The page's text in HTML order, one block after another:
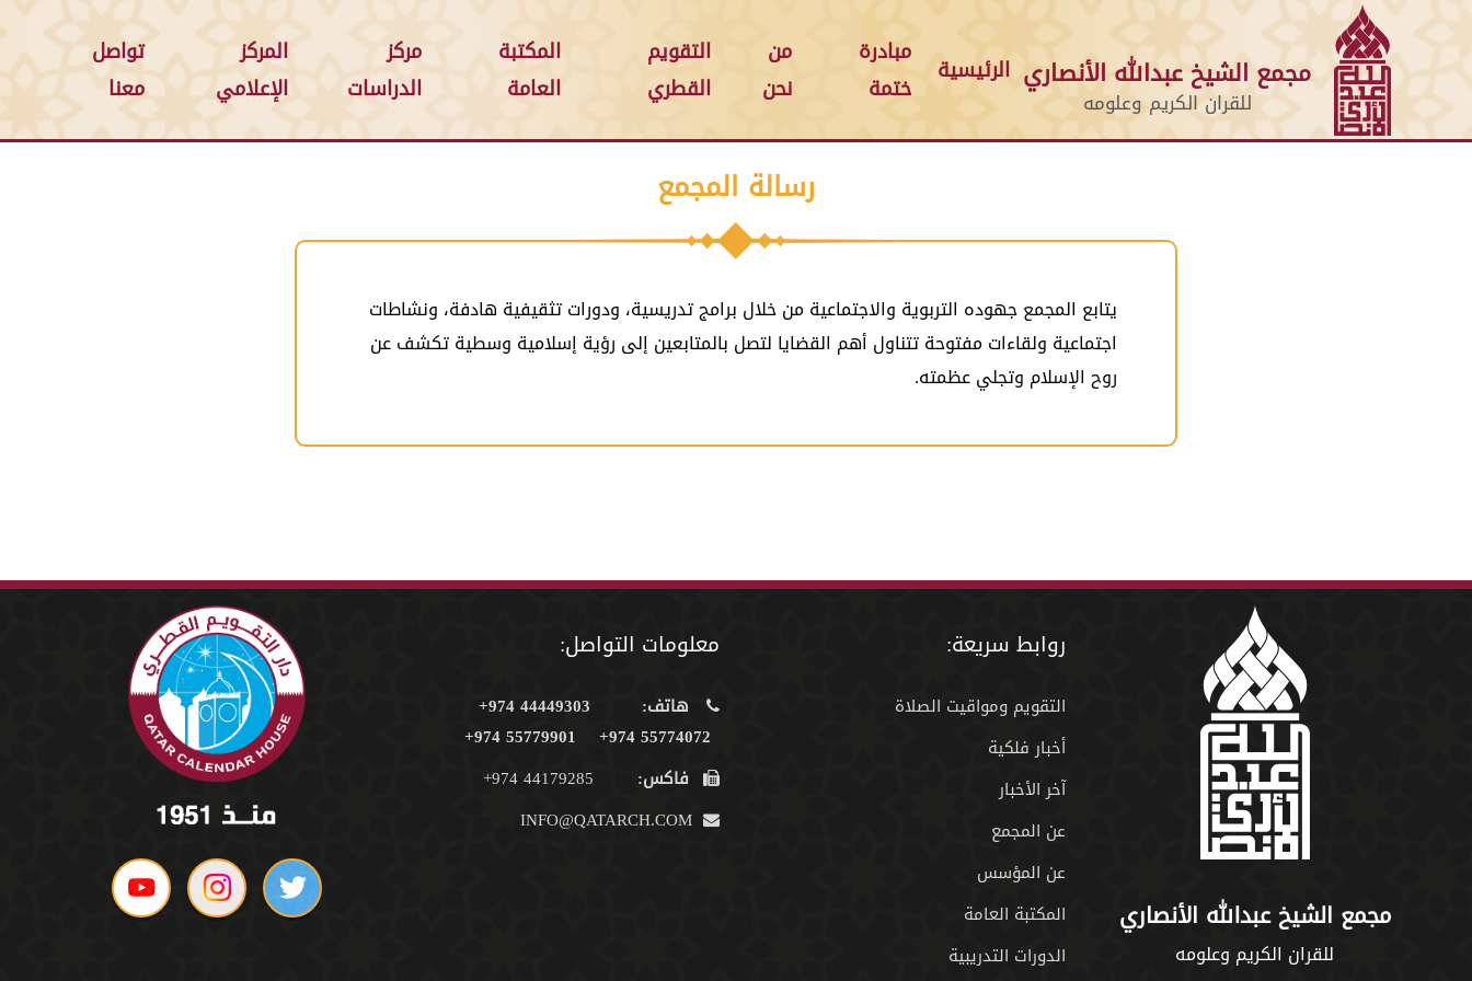
مجمع الشيخ عبدالله الأنصاري
للقران الكريم وعلومه
الرئيسية
مبادرة
ختمة
من
نحن
التقويم
القطري
المكتبة
العامة
مركز
الدراسات
المركز
الإعلامي
تواصل
معنا
رسالة المجمع
يتابع المجمع جهوده التربوية والاجتماعية من خلال برامج تدريسية، ودورات تثقيفية هادفة، ونشاطات
اجتماعية ولقاءات مفتوحة تتناول أهم القضايا لتصل بالمتابعين إلى رؤية إسلامية وسطية تكشف عن
روح الإسلام وتجلي عظمته.
مجمع الشيخ عبدالله الأنصاري
للقران الكريم وعلومه
روابط سريعة:
التقويم ومواقيت الصلاة
أخبار فلكية
آخر الأخبار
عن المجمع
عن المؤسس
المكتبة العامة
الدورات التدريبية
معلومات التواصل:
هاتف:
44449303 974+
55774072 974+
55779901 974+
فاكس: